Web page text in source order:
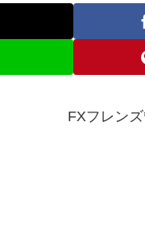
FXフレン